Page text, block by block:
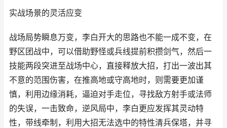
实战场景的灵活应变
战场局势瞬息万变，李白开大的思路也不能一成不变，在
野区团战中，可以借助野怪或兵线提前积攒剑气，然后一
技能两段突进至战场中心，直接释放大招，打出一波出其
不意的范围伤害，在推高地或守高地时，则需要更加谨
慎，利用边缘消耗，逼迫对手走位，寻找敌方射手或法师
的失误，一击致命，逆风局中，李白更应发挥其灵动特
性，带线牵制，利用大招无法选中的特性清兵保塔，并寻